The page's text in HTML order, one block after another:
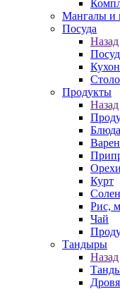
Мангалы и
Посуда
Назад
Продукты
Назад
Курт
Рис,
Чай
Тандыры
Назад